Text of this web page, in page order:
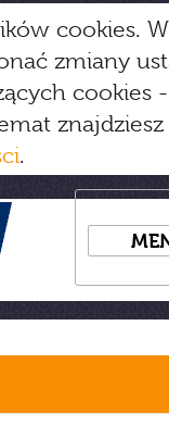
cookies.
zmiany
cookies
.